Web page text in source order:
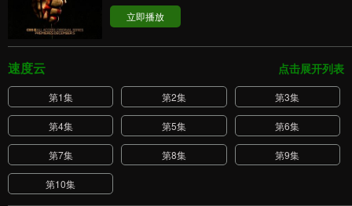
立即播放
点击展开列表
速度云
第1集 第2集 第3集
第4集 第5集 第6集
第7集 第8集 第9集
第10集